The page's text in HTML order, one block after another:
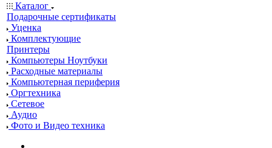
Каталог
Подарочные сертификаты
Уценка
Комплектующие
Принтеры
Компьютеры Ноутбуки
Расходные материалы
Компьютерная периферия
Оргтехника
Сетевое
Аудио
Фото и Видео техника